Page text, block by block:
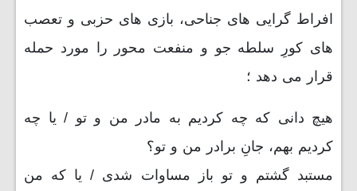
افراط گرایی های جناحی، بازی های حزبی و تعصب
های کورِ سلطه جو و منفعت محور را مورد حمله
قرار می دهد ؛
هیچ دانی که چه کردیم به مادر من و تو / یا چه
کردیم بهم‌، جانِ برادر من و تو؟
مستبد گشتم و تو باز مساوات شدی / یا که من